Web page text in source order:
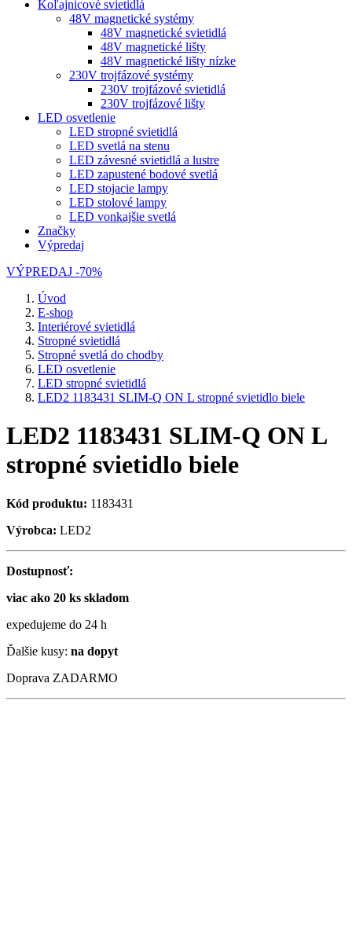
Koľajnicové svietidlá
48V magnetické systémy
48V magnetické svietidlá
48V magnetické lišty
48V magnetické lišty nízke
230V trojfázové systémy
230V trojfázové svietidlá
230V trojfázové lišty
LED osvetlenie
LED stropné svietidlá
LED svetlá na stenu
LED závesné svietidlá a lustre
LED zapustené bodové svetlá
LED stojacie lampy
LED stolové lampy
LED vonkajšie svetlá
Značky
Výpredaj
VÝPREDAJ -70%
Úvod
E-shop
Interiérové svietidlá
Stropné svietidlá
Stropné svetlá do chodby
LED osvetlenie
LED stropné svietidlá
LED2 1183431 SLIM-Q ON L stropné svietidlo biele
LED2 1183431 SLIM-Q ON L
stropné svietidlo biele
Kód produktu: 1183431
Výrobca: LED2
Dostupnosť:
viac ako 20 ks skladom
expedujeme do 24 h
Ďalšie kusy: na dopyt
Doprava ZADARMO